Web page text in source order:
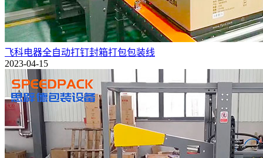
飞科电器全自动打钉封箱打包包装线
2023-04-15